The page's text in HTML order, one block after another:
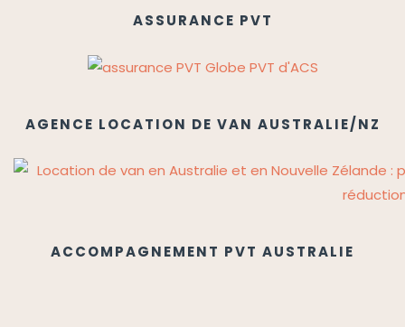
ASSURANCE PVT
AGENCE LOCATION DE VAN AUSTRALIE/NZ
ACCOMPAGNEMENT PVT AUSTRALIE